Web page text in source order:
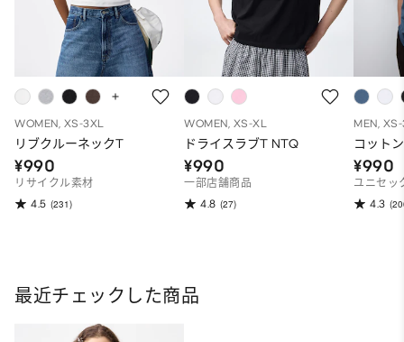
WOMEN, XS-3XL
リブクルーネックT
¥990
リサイクル素材
4.5 (231)
WOMEN, XS-XL
ドライスラブT NTQ
¥990
一部店舗商品
4.8 (27)
MEN,
コット
¥990
ユニセッ
4.3
最近チェックした商品